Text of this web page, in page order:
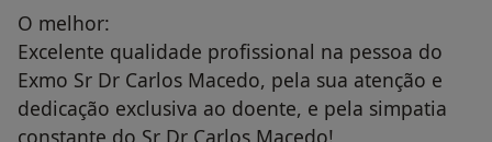
O melhor:
Excelente qualidade profissional na pessoa do
Exmo Sr Dr Carlos Macedo, pela sua atenção e
dedicação exclusiva ao doente, e pela simpatia
constante do Sr Dr Carlos Macedo!